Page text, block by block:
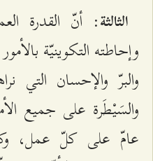
الثالثة: أنّ القدرة
وإحاطته التكوينيّة
والبرّ والإحسان التي
والسَيْطَرة على جميع
عامّ على كلّ عمل،